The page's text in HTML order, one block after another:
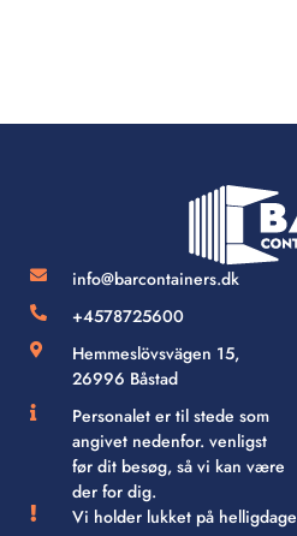
info@barcontainers.dk
+4578725600
Hemmeslövsvägen 15,
26996 Båstad
Personalet er til stede som
angivet nedenfor. venligst
før dit besøg, så vi kan være
der for dig.
Vi holder lukket på helligdage